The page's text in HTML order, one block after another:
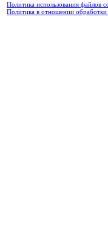
Политика использования файлов
Политика в отношении